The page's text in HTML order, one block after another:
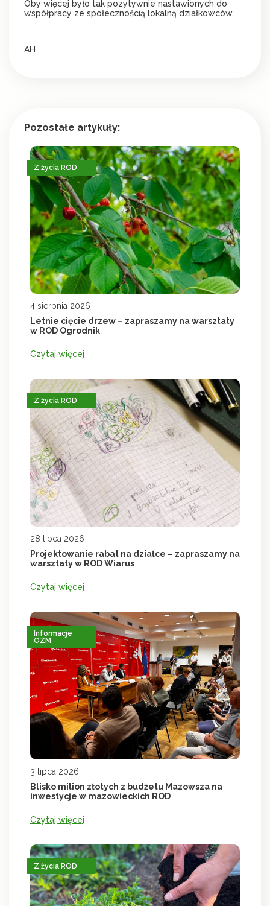
Oby więcej było tak pozytywnie nastawionych do
współpracy ze społecznością lokalną działkowców.
AH
Pozostałe artykuły:
Z życia ROD
4 sierpnia 2026
Letnie cięcie drzew – zapraszamy na warsztaty
w ROD Ogrodnik
Czytaj więcej
Z życia ROD
28 lipca 2026
Projektowanie rabat na działce – zapraszamy na
warsztaty w ROD Wiarus
Czytaj więcej
Informacje
OZM
3 lipca 2026
Blisko milion złotych z budżetu Mazowsza na
inwestycje w mazowieckich ROD
Czytaj więcej
Z życia ROD